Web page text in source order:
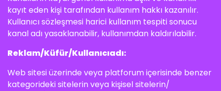
kayıt eden kişi tarafından kullanım hakkı kazanılır.
Kullanıcı sözleşmesi harici kullanım tespiti sonucu
kanal adı yasaklanabilir, kullanımdan kaldırılabilir.
Reklam/Küfür/Kullanıcıadı:
Web sitesi üzerinde veya platforum içerisinde benzer
kategorideki sitelerin veya kişisel sitelerin/